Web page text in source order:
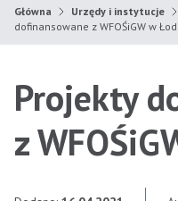
Główna Urzędy i instytucje
dofinansowane z WFOŚiGW w
Projekty
z